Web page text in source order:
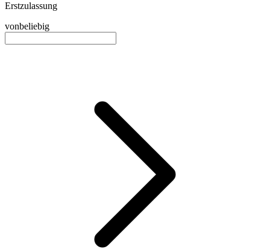
Erstzulassung
vonbeliebig